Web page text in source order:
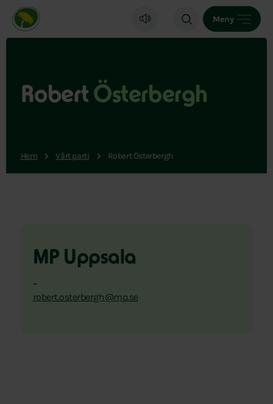
Miljöpartiet de gröna, startsida
Meny
Robert Österbergh
Hem Vårt parti Robert Österbergh
MP Uppsala
–
robert.osterbergh@mp.se